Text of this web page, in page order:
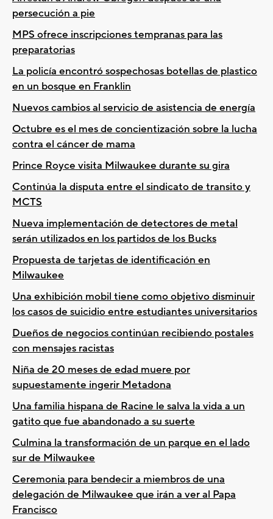
persecución a pie
MPS ofrece inscripciones tempranas para las
preparatorias
La policía encontró sospechosas botellas de plastico
en un bosque en Franklin
Nuevos cambios al servicio de asistencia de energía
Octubre es el mes de concientización sobre la lucha
contra el cáncer de mama
Prince Royce visita Milwaukee durante su gira
Continúa la disputa entre el sindicato de transito y
MCTS
Nueva implementación de detectores de metal
serán utilizados en los partidos de los Bucks
Propuesta de tarjetas de identificación en
Milwaukee
Una exhibición mobil tiene como objetivo disminuir
los casos de suicidio entre estudiantes universitarios
Dueños de negocios continúan recibiendo postales
con mensajes racistas
Niña de 20 meses de edad muere por
supuestamente ingerir Metadona
Una familia hispana de Racine le salva la vida a un
gatito que fue abandonado a su suerte
Culmina la transformación de un parque en el lado
sur de Milwaukee
Ceremonia para bendecir a miembros de una
delegación de Milwaukee que irán a ver al Papa
Francisco